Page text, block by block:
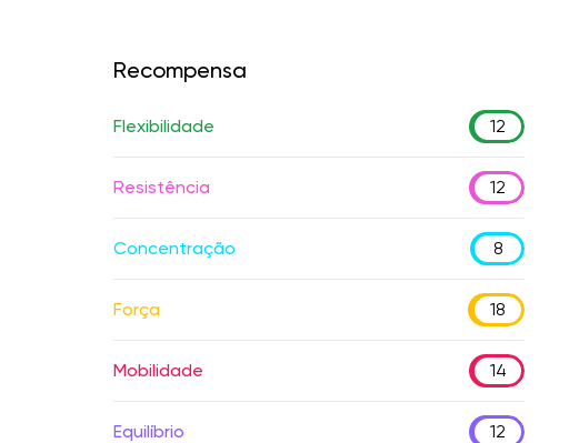
Recompensa
Flexibilidade 12
Resistência 12
Concentração 8
Força 18
Mobilidade 14
Equilíbrio 12